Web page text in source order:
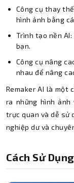
Công cụ thay
hình ảnh bằng
Trình tạo nền
bạn.
Công cụ nâng
nhau để nâng
Remaker AI là một
ra những hình ảnh
trực quan và dễ sử
nghiệp dư và
Cách Sử